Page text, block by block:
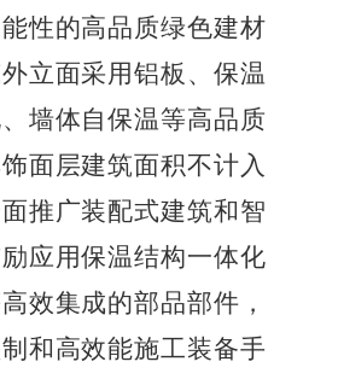
性的高品质绿色建材
立面采用铝板、保温
墙体自保温等高品质
面层建筑面积不计入
推广装配式建筑和智
应用保温结构一体化
效集成的部品部件，
和高效能施工装备手